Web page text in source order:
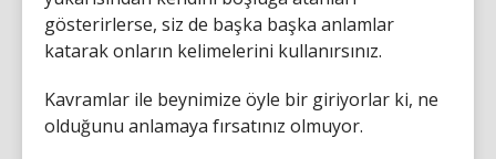
gösterirlerse, siz de başka başka anlamlar
katarak onların kelimelerini kullanırsınız.
Kavramlar ile beynimize öyle bir giriyorlar ki, ne
olduğunu anlamaya fırsatınız olmuyor.